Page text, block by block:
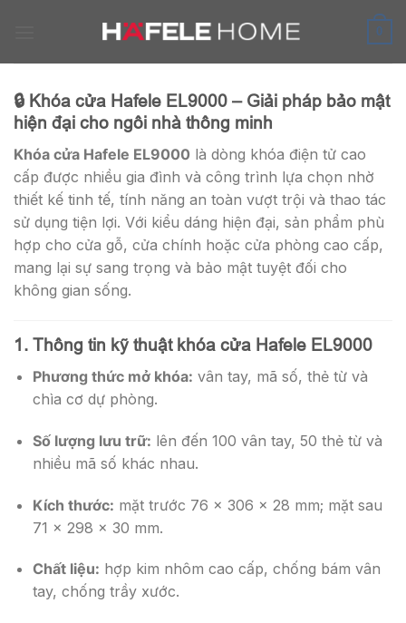
0
🔒 Khóa cửa Hafele EL9000 – Giải pháp bảo mật
hiện đại cho ngôi nhà thông minh
Khóa cửa Hafele EL9000 là dòng khóa điện tử cao
cấp được nhiều gia đình và công trình lựa chọn nhờ
thiết kế tinh tế, tính năng an toàn vượt trội và thao tác
sử dụng tiện lợi. Với kiểu dáng hiện đại, sản phẩm phù
hợp cho cửa gỗ, cửa chính hoặc cửa phòng cao cấp,
mang lại sự sang trọng và bảo mật tuyệt đối cho
không gian sống.
1. Thông tin kỹ thuật khóa cửa Hafele EL9000
Phương thức mở khóa: vân tay, mã số, thẻ từ và
chìa cơ dự phòng.
Số lượng lưu trữ: lên đến 100 vân tay, 50 thẻ từ và
nhiều mã số khác nhau.
Kích thước: mặt trước 76 × 306 × 28 mm; mặt sau
71 × 298 × 30 mm.
Chất liệu: hợp kim nhôm cao cấp, chống bám vân
tay, chống trầy xước.